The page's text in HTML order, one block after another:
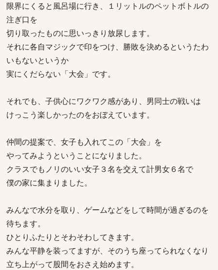
限界にくると風呂場に行き、１リットルのペットボトルの
注ぎ口を
切り取ったものに思いっきり放尿します。
それに各自マジックで印をつけ、勝敗を決めるというたわ
いもないというか
実にくだらない「大会」です。
それでも、子供心にワクワク感があり、男同士の戦いは
けっこう楽しかったのをおぼえています。
仲間の提案で、女子も入れてこの「大会」を
やってみようということになりました。
クラスでもノリのいい女子３名を交えて計男女６名で
僕の家に集まりました。
みんなで水分を取り、ゲームなどをして時間が過ぎるのを
待ちます。
ひとりふたりとそわそわしてきます。
みんな平静を装ってますが、そのうち座ってられなくなり
立ち上がって股間をおさえ始めます。